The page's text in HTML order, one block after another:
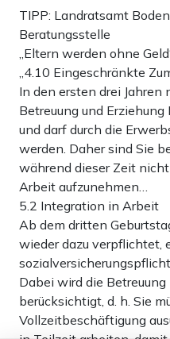
TIPP: Landratsamt
Beratungsstelle
„Eltern werden ohne
„4.10 Eingeschränkte
In den ersten drei Jahren
Betreuung und Erziehung
und darf durch die
werden. Daher sind Sie
während dieser Zeit
Arbeit aufzunehmen…
5.2 Integration in Arbeit
Ab dem dritten
wieder dazu verpflichtet,
Dabei wird die
berücksichtigt, d. h. Sie
Vollzeitbeschäftigung